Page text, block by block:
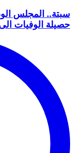
سبتة.. المجلس
حصيلة الوفيات الى 14 ويوثق اعتداءات على